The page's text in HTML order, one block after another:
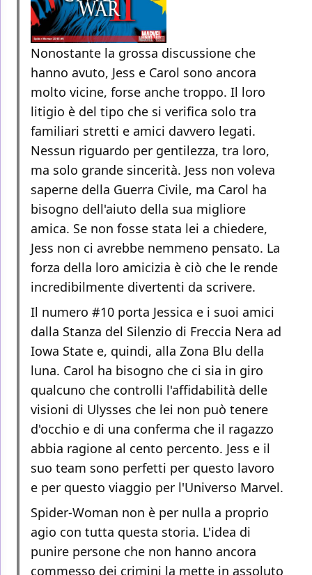
Nonostante la grossa discussione che
hanno avuto, Jess e Carol sono ancora
molto vicine, forse anche troppo. Il loro
litigio è del tipo che si verifica solo tra
familiari stretti e amici davvero legati.
Nessun riguardo per gentilezza, tra loro,
ma solo grande sincerità. Jess non voleva
saperne della Guerra Civile, ma Carol ha
bisogno dell'aiuto della sua migliore
amica. Se non fosse stata lei a chiedere,
Jess non ci avrebbe nemmeno pensato. La
forza della loro amicizia è ciò che le rende
incredibilmente divertenti da scrivere.
Il numero #10 porta Jessica e i suoi amici
dalla Stanza del Silenzio di Freccia Nera ad
Iowa State e, quindi, alla Zona Blu della
luna. Carol ha bisogno che ci sia in giro
qualcuno che controlli l'affidabilità delle
visioni di Ulysses che lei non può tenere
d'occhio e di una conferma che il ragazzo
abbia ragione al cento percento. Jess e il
suo team sono perfetti per questo lavoro
e per questo viaggio per l'Universo Marvel.
Spider-Woman non è per nulla a proprio
agio con tutta questa storia. L'idea di
punire persone che non hanno ancora
commesso dei crimini la mette in assoluto